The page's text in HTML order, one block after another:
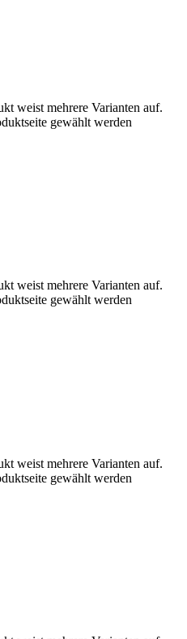
weist mehrere Varianten auf.
gewählt werden
weist mehrere Varianten auf.
gewählt werden
weist mehrere Varianten auf.
gewählt werden